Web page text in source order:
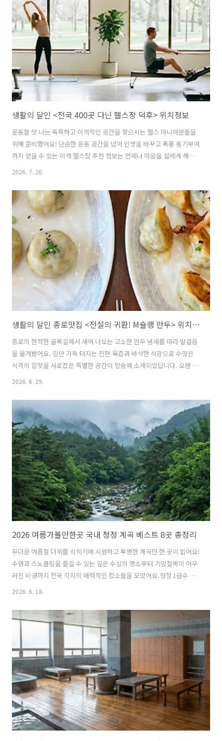
어요! 목차2TV 생생정보 2574회 한여름 더위 날릴 이색 물놀이장 TOP3
개요장흥 참숯가마 이색 물놀이장 계곡 피서 정보뚝섬 한강공원 수영장
도심 속 한강 물놀이장안양천 물놀이장 무료 야외 물놀이장 이용 안내
생활의 달인 <전국 400곳 다닌 헬스장 덕후> 위치정보
운동할 맛 나는 독특하고 이색적인 공간을 찾으시는 헬스 마니아분들을
위해 준비했어요! 단순한 운동 공간을 넘어 인생을 바꾸고 폭풍 동기부여
까지 얻을 수 있는 이색 헬스장 추천 정보는 언제나 마음을 설레게 해
요!2026년 7월 20일 방송된 생활의 달인 1040회 헬스장 덕후 편에서는
요. 단돈 3,500원에 감탄이 절로 나오는 한강 뷰를 자랑하는 곳부터 DJ
파티가 열리는 클럽형 매장, 아시아 최초 명품 머신이 가득한 센터까지
방송에 소개된 특별한 공간들을 차례대로 살펴볼게요! 목차하이렉스 여
의도점 - 여의도 명품 머신 세팅 이색 헬스장마포구 364 구민 센터 -
3500원 한강 뷰 맛집 구민 헬스장종로구 사직공원 - 자연 속 선..
2026. 7. 20.
생활의 달인 종로맛집 <전설의 귀환! M슐랭 만두> 위치정보
종로의 한적한 골목길에서 새어 나오는 고소한 만두 냄새를 따라 발걸음
을 옮겨봤어요. 입안 가득 터지는 진한 육즙과 바삭한 식감으로 수많은
식객의 입맛을 사로잡은 특별한 공간이 방송에 소개되었답니다. 오랜 공
백을 깨고 다시 돌아온 장인의 놀라운 손맛과 그 속에 숨겨진 감동적인
정성 가득한 요리를 지금부터 하나씩 자세하게 소개해 드릴게요. 목차생
활의 달인 종로 장만만두 전설의 귀환 비하인드 스토리종로 장만만두
200년 전통 중국 장씨 가문 비법 육즙만두 특징장만만두 메뉴 추천 꽉 찬
고기만두 진한 통새우만두 갈비국수 조합생활의 달인 1,037회 종로 장만
만두 상호 주소 위치 정보생활의 달인 종로 장만만두 전설의 귀환 비하인
드 스토리이번에..
2026. 6. 29.
2026 여름가볼만한곳 국내 청정 계곡 베스트 8곳 총정리
무더운 여름철 더위를 식히기에 시원하고 투명한 계곡만 한 곳이 없어요!
수영과 스노클링을 즐길 수 있는 깊은 수심의 명소부터 기암절벽이 어우
러진 비경까지 전국 각지의 매력적인 장소들을 모았어요.청정 1급수 물
줄기 속에서 힐링하며 완벽한 피서를 즐길 수 있는 특별한 스팟들을 차례
곡계곡 청정 1급수 명소 특징완주 동상계곡 오지 속 비경 특징삼척 덕풍
계곡 천연 수영장 스팟 특징영월 김삿갓계곡 다양한 수심 특징포천 지장
산계곡 한국의 라오스 특징영덕 옥계계곡 기암절벽 비경 특징서울 벽운
계곡 도심 속 신선놀음 특징전국의 숨은 맛집 음식점 상호 및 주소 리스
트마무리 및 요약 1. 가평 조무락계곡 스노클링 명소 특징계곡 이름: 조무
락계곡주소: 경기 가..
2026. 6. 18.